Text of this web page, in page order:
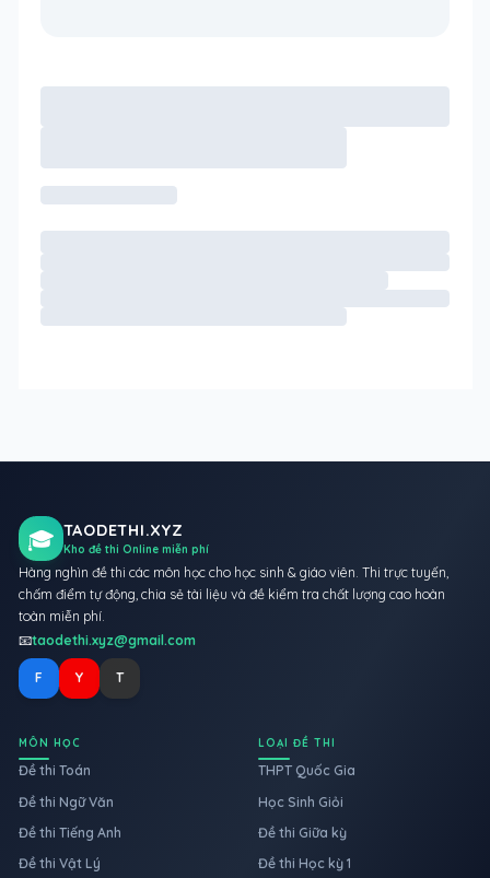
🎓 TAODETHI.XYZ
Kho đề thi Online miễn phí
Hàng nghìn đề thi các môn học cho học sinh & giáo viên. Thi trực tuyến,
chấm điểm tự động, chia sẻ tài liệu và đề kiểm tra chất lượng cao hoàn
toàn miễn phí.
📧taodethi.xyz@gmail.com
F Y T
MÔN HỌC
Đề thi Toán
Đề thi Ngữ Văn
Đề thi Tiếng Anh
Đề thi Vật Lý
LOẠI ĐỀ THI
THPT Quốc Gia
Học Sinh Giỏi
Đề thi Giữa kỳ
Đề thi Học kỳ 1